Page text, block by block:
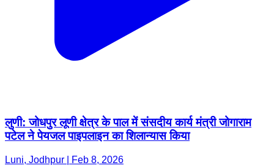
लुणी: जोधपुर लूणी क्षेत्र के पाल में संसदीय कार्य मंत्री जोगाराम
पटेल ने पेयजल पाइपलाइन का शिलान्यास किया
Luni, Jodhpur | Feb 8, 2026